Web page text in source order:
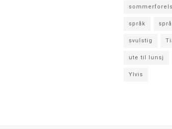
språk
svulstig
ute til lunsj
Ylvis